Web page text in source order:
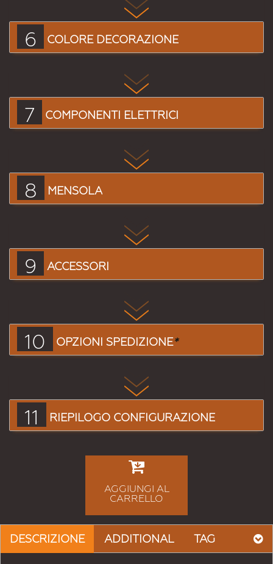
6 COLORE DECORAZIONE
7 COMPONENTI ELETTRICI
8 MENSOLA
9 ACCESSORI
10 OPZIONI SPEDIZIONE*
11 RIEPILOGO CONFIGURAZIONE
AGGIUNGI AL
CARRELLO
DESCRIZIONE ADDITIONAL TAG